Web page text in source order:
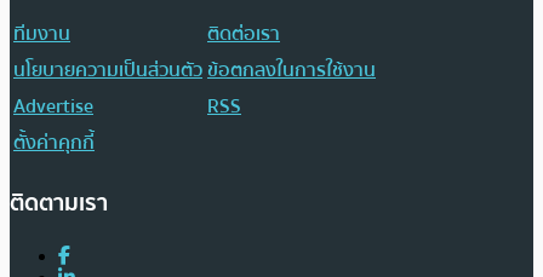
ทีมงาน
ติดต่อเรา
นโยบายความเป็นส่วนตัวข้อตกลงในการใช้งาน
Advertise
RSS
ตั้งค่าคุกกี้
ติดตามเรา